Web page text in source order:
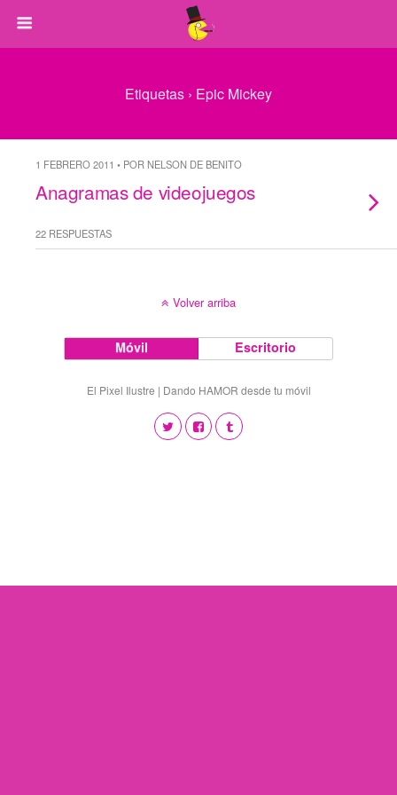
Etiquetas › Epic Mickey
1 FEBRERO 2011 • POR NELSON DE BENITO
Anagramas de videojuegos
22 RESPUESTAS
Volver arriba
Móvil Escritorio
El Pixel Ilustre | Dando HAMOR desde tu móvil